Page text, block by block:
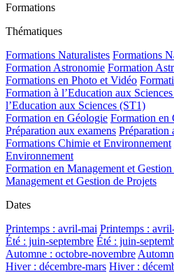
Formations
Thématiques
Formations Naturalistes Formations
Formation Astronomie Formation
Formations en Photo et Vidéo
Formation à l’Education aux
l’Education aux Sciences (ST1)
Formation en Géologie Formation en
Préparation aux examens Préparation
Formations Chimie et Environnement
Environnement
Formation en Management et Gestion
Management et Gestion de Projets
Dates
Printemps : avril-mai Printemps :
Été : juin-septembre Été : juin-
Automne : octobre-novembre
Hiver : décembre-mars Hiver :